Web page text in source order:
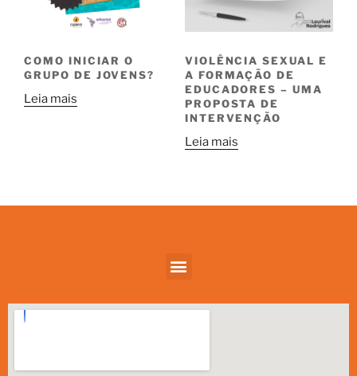
COMO INICIAR O
GRUPO DE JOVENS?
Leia mais
VIOLÊNCIA SEXUAL E
A FORMAÇÃO DE
EDUCADORES – UMA
PROPOSTA DE
INTERVENÇÃO
Leia mais